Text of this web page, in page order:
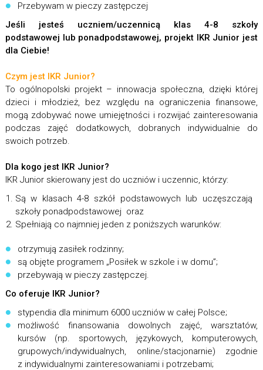
Przebywam w pieczy zastępczej
Jeśli jesteś uczniem/uczennicą klas 4-8 szkoły
podstawowej lub ponadpodstawowej, projekt IKR Junior jest
dla Ciebie!
Czym jest IKR Junior?
To ogólnopolski projekt – innowacja społeczna, dzięki której
dzieci i młodzież, bez względu na ograniczenia finansowe,
mogą zdobywać nowe umiejętności i rozwijać zainteresowania
podczas zajęć dodatkowych, dobranych indywidualnie do
swoich potrzeb.
Dla kogo jest IKR Junior?
IKR Junior skierowany jest do uczniów i uczennic, którzy:
Są w klasach 4-8 szkół podstawowych lub uczęszczają
szkoły ponadpodstawowej oraz
Spełniają co najmniej jeden z poniższych warunków:
otrzymują zasiłek rodzinny;
są objęte programem „Posiłek w szkole i w domu”;
przebywają w pieczy zastępczej.
Co oferuje IKR Junior?
stypendia dla minimum 6000 uczniów w całej Polsce;
możliwość finansowania dowolnych zajęć, warsztatów,
kursów (np. sportowych, językowych, komputerowych,
grupowych/indywidualnych, online/stacjonarnie) zgodnie
z indywidualnymi zainteresowaniami i potrzebami;